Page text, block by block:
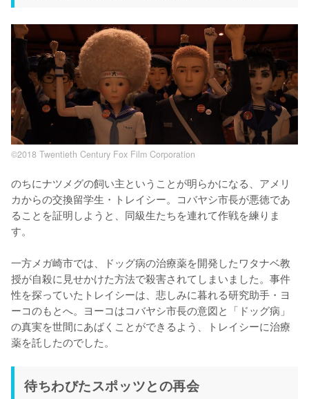
©2018 Twentieth Century Fox Film Corporation
のちにナツメグの飼い主ということが明らかになる、アメリ
カからの交換留学生・トレイシー。コバヤシ市長が悪徳であ
ることを証明しようと、同級生たちを連れて作戦を練りま
す。
一方メガ崎市では、ドッグ病の治療薬を開発したワタナベ教
授が自殺に見せかけた方法で殺害されてしまいました。事件
性を探っていたトレイシーは、悲しみに暮れる研究助手・ヨ
ーコのもとへ。ヨーコはコバヤシ市長の意図と「ドッグ病」
の真実を世間にあばくことができるよう、トレイシーに治療
薬を託したのでした。
待ちわびたスポッツとの再会